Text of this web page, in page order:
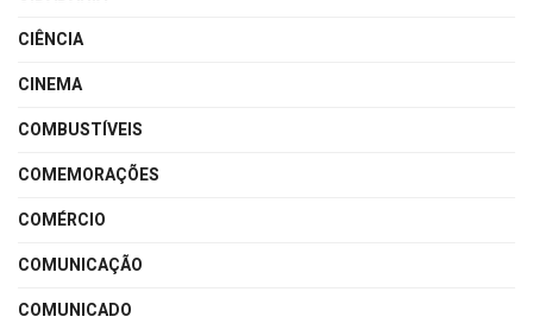
CIÊNCIA
CINEMA
COMBUSTÍVEIS
COMEMORAÇÕES
COMÉRCIO
COMUNICAÇÃO
COMUNICADO